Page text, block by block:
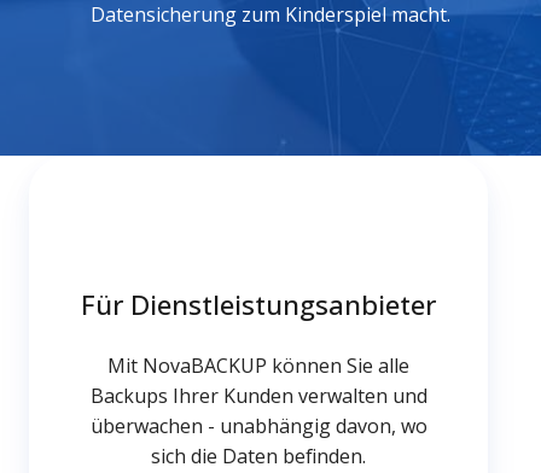
Datensicherung zum Kinderspiel macht.
Für Dienstleistungsanbieter
Mit NovaBACKUP können Sie alle
Backups Ihrer Kunden verwalten und
überwachen - unabhängig davon, wo
sich die Daten befinden.